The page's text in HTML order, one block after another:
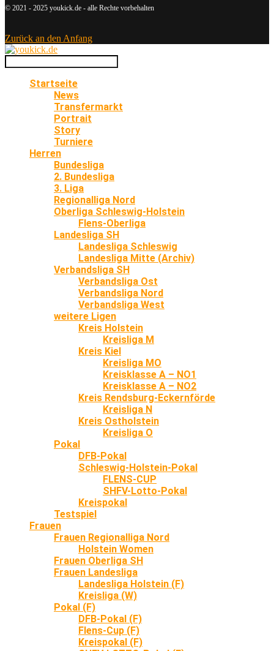
© 2021 - 2025 youkick.de - alle Rechte vorbehalten
Zurück an den Anfang
Startseite
News
Transfermarkt
Portrait
Story
Turniere
Herren
Bundesliga
2. Bundesliga
3. Liga
Regionalliga Nord
Oberliga Schleswig-Holstein
Flens-Oberliga
Landesliga SH
Landesliga Schleswig
Landesliga Mitte (Archiv)
Verbandsliga SH
Verbandsliga Ost
Verbandsliga Nord
Verbandsliga West
weitere Ligen
Kreis Holstein
Kreisliga M
Kreis Kiel
Kreisliga MO
Kreisklasse A – NO1
Kreisklasse A – NO2
Kreis Rendsburg-Eckernförde
Kreisliga N
Kreis Ostholstein
Kreisliga O
Pokal
DFB-Pokal
Schleswig-Holstein-Pokal
FLENS-CUP
SHFV-Lotto-Pokal
Kreispokal
Testspiel
Frauen
Frauen Regionalliga Nord
Holstein Women
Frauen Oberliga SH
Frauen Landesliga
Landesliga Holstein (F)
Kreisliga (W)
Pokal (F)
DFB-Pokal (F)
Flens-Cup (F)
Kreispokal (F)